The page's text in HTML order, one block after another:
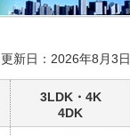
更新日：2026年8月3日
3LDK・4K
4DK